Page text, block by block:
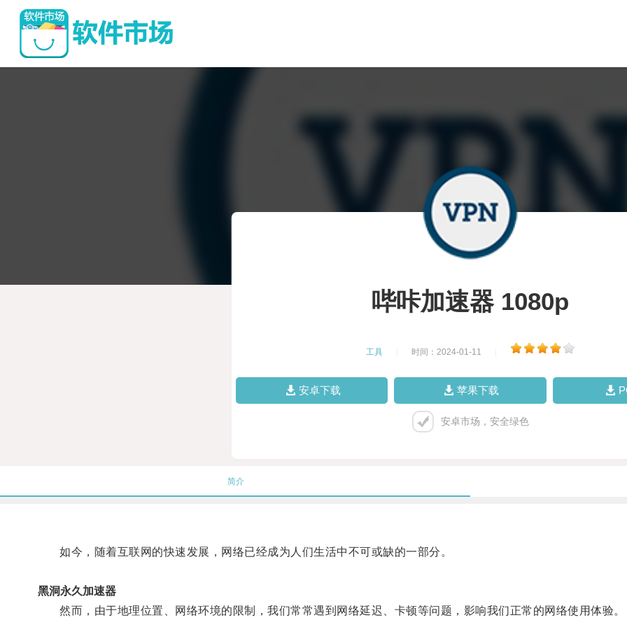
哔咔加速器 1080p
工具 时间：2024-01-11
安卓下载 苹果下载
安卓市场，安全绿色
简介
如今，随着互联网的快速发展，网络已经成为人们生活中不可或缺的一部分。
黑洞永久加速器
然而，由于地理位置、网络环境的限制，我们常常遇到网络延迟、卡顿等问题，影响我们正常的网络使用体验。